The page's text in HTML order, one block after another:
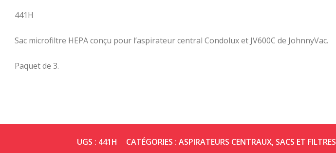
441H
Sac microfiltre HEPA conçu pour l’aspirateur central Condolux et JV600C de JohnnyVac.
Paquet de 3.
UGS : 441H CATÉGORIES : ASPIRATEURS CENTRAUX, SACS ET FILTRES